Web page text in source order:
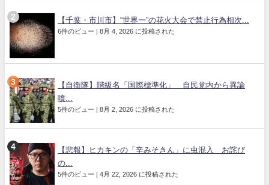
【千葉・市川市】“世界一”の花火大会で禁止行為相次...
6件のビュー | 8月 4, 2026 に投稿された
【自衛隊】階級名「国際標準化」 自民党内から異論
噴...
5件のビュー | 8月 2, 2026 に投稿された
【悲報】ヒカキンの「辛みそきん」に虫混入 お詫び
の...
5件のビュー | 4月 22, 2026 に投稿された